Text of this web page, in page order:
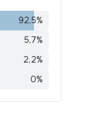
92,5%
5,7%
2,2%
0%